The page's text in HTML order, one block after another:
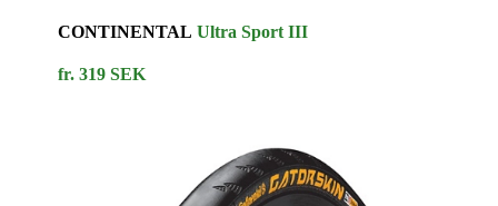
CONTINENTALUltra Sport III
fr. 319 SEK